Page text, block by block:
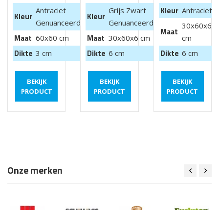
Kleur
Antraciet
Genuanceerd
Maat 60x60 cm
Dikte 3 cm
BEKIJK
PRODUCT
Kleur
Grijs Zwart
Genuanceerd
Maat 30x60x6 cm
Dikte 6 cm
BEKIJK
PRODUCT
Kleur Antraciet
Maat
30x60x6
cm
Dikte 6 cm
BEKIJK
PRODUCT
Onze merken